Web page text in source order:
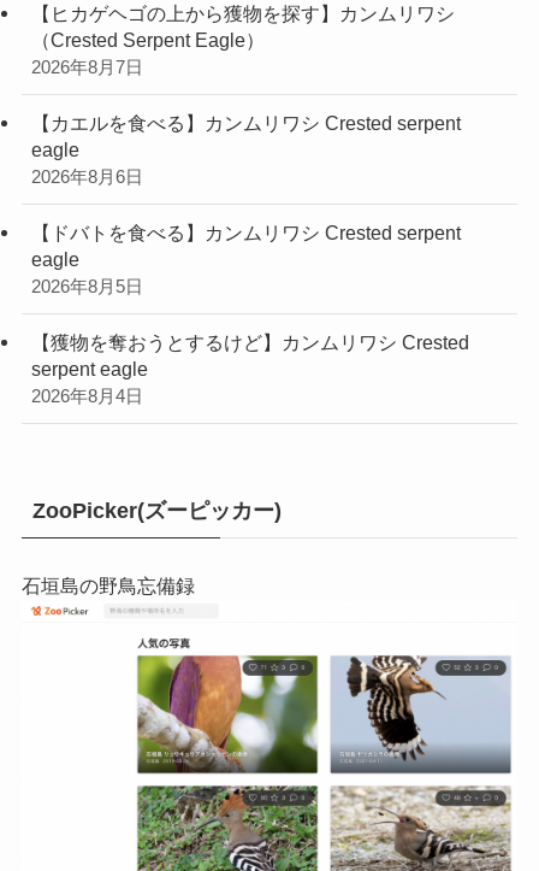
【ヒカゲヘゴの上から獲物を探す】カンムリワシ
（Crested Serpent Eagle）
2026年8月7日
【カエルを食べる】カンムリワシ Crested serpent
eagle
2026年8月6日
【ドバトを食べる】カンムリワシ Crested serpent
eagle
2026年8月5日
【獲物を奪おうとするけど】カンムリワシ Crested
serpent eagle
2026年8月4日
ZooPicker(ズーピッカー)
石垣島の野鳥忘備録